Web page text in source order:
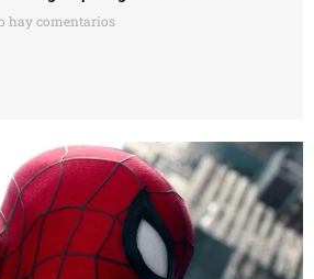
hay comentarios